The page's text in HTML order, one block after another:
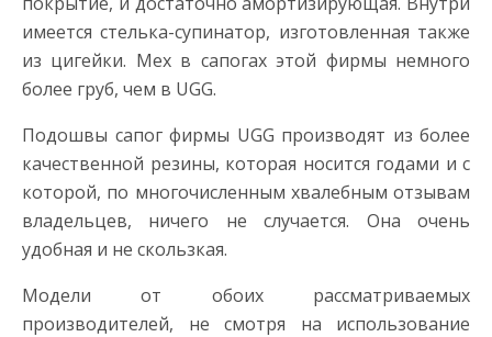
имеется стелька-супинатор, изготовленная также
из цигейки. Мех в сапогах этой фирмы немного
более груб, чем в UGG.
Подошвы сапог фирмы UGG производят из более
качественной резины, которая носится годами и с
которой, по многочисленным хвалебным отзывам
владельцев, ничего не случается. Она очень
удобная и не скользкая.
Модели от обоих рассматриваемых
производителей, не смотря на использование